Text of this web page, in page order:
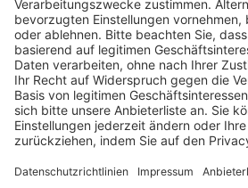
Schulungsangebot Vereinsmitarbeiter
BFV-Geschäftsstellen
Trainerbörse
Login SpielPlus
FOLGE DEM BFV